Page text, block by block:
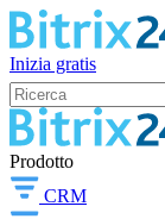
Inizia gratis
Prodotto
CRM